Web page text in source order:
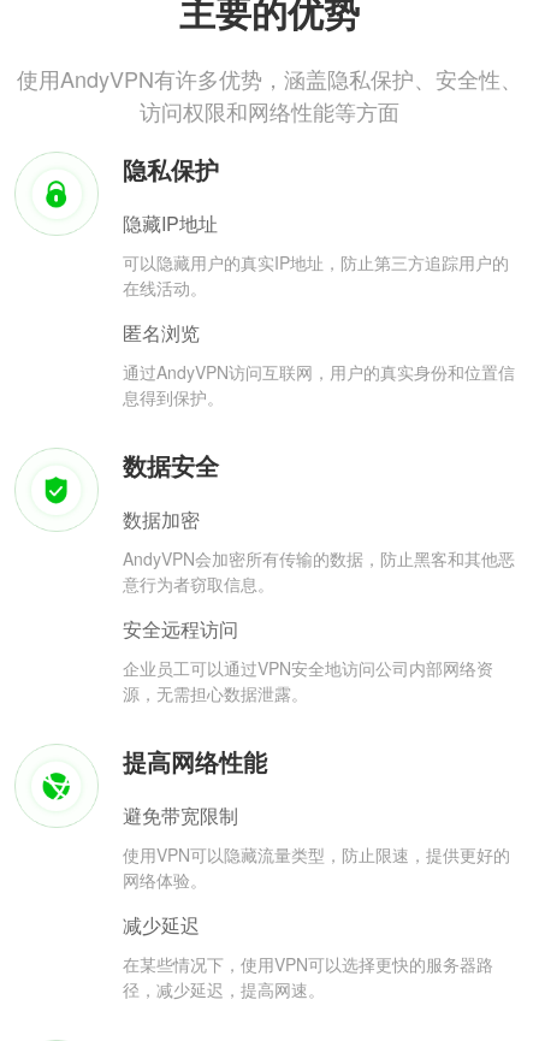
主要的优势
使用AndyVPN有许多优势，涵盖隐私保护、安全性、
访问权限和网络性能等方面
隐私保护
隐藏IP地址
可以隐藏用户的真实IP地址，防止第三方追踪用户的
在线活动。
匿名浏览
通过AndyVPN访问互联网，用户的真实身份和位置信
息得到保护。
数据安全
数据加密
AndyVPN会加密所有传输的数据，防止黑客和其他恶
意行为者窃取信息。
安全远程访问
企业员工可以通过VPN安全地访问公司内部网络资
源，无需担心数据泄露。
提高网络性能
避免带宽限制
使用VPN可以隐藏流量类型，防止限速，提供更好的
网络体验。
减少延迟
在某些情况下，使用VPN可以选择更快的服务器路
径，减少延迟，提高网速。